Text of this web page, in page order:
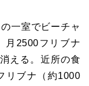
一室でビーチャ
月2500フリブナ
える。近所の食
リブナ（約1000